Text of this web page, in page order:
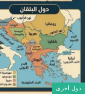
دول أخرى